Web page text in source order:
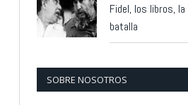
Fidel, los libros,
batalla
SOBRE NOSOTROS